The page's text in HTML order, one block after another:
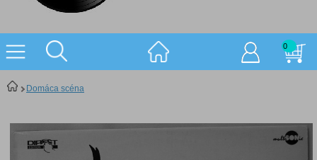
0
Domáca scéna